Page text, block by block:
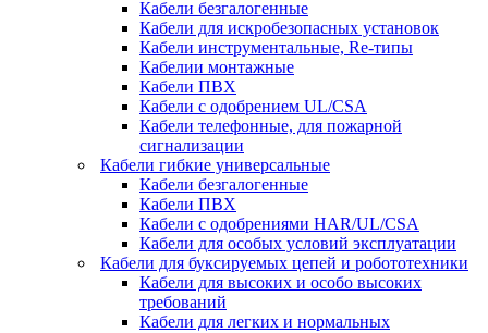
Кабели безгалогенные
Кабели для искробезопасных установок
Кабели инструментальные, Re-типы
Кабелии монтажные
Кабели ПВХ
Кабели с одобрением UL/CSA
Кабели телефонные, для пожарной
сигнализации
Кабели гибкие универсальные
Кабели безгалогенные
Кабели ПВХ
Кабели с одобрениями HAR/UL/CSA
Кабели для особых условий эксплуатации
Кабели для буксируемых цепей и робототехники
Кабели для высоких и особо высоких
требований
Кабели для легких и нормальных